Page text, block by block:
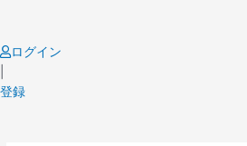
content
ログイン
登録